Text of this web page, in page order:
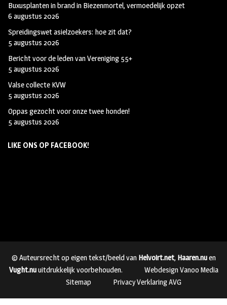
Buxusplanten in brand in Biezenmortel, vermoedelijk opzet
6 augustus 2026
Spreidingswet asielzoekers: hoe zit dat?
5 augustus 2026
Bericht voor de leden van Vereniging 55+
5 augustus 2026
Valse collecte KVW
5 augustus 2026
Oppas gezocht voor onze twee honden!
5 augustus 2026
LIKE ONS OP FACEBOOK!
© Auteursrecht op eigen tekst/beeld van Helvoirt.net, Haaren.nuen
Vught.nuuitdrukkelijk voorbehouden.
Webdesign Vanoo Media
Sitemap
Privacy Verklaring AVG